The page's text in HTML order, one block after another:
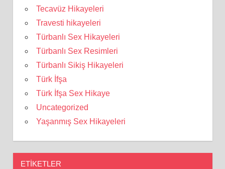
Tecavüz Hikayeleri
Travesti hikayeleri
Türbanlı Sex Hikayeleri
Türbanlı Sex Resimleri
Türbanlı Sikiş Hikayeleri
Türk İfşa
Türk İfşa Sex Hikaye
Uncategorized
Yaşanmış Sex Hikayeleri
ETIKETLER